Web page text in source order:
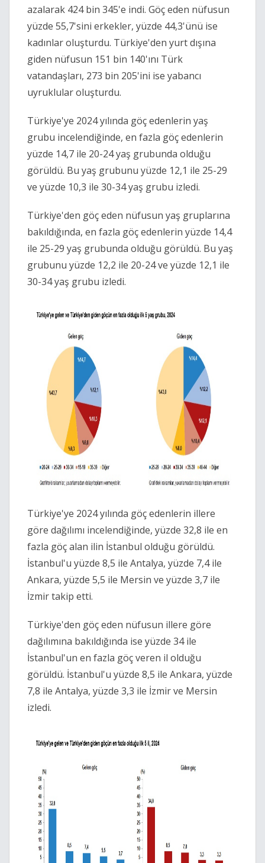
azalarak 424 bin 345'e indi. Göç eden nüfusun
yüzde 55,7'sini erkekler, yüzde 44,3'ünü ise
kadınlar oluşturdu. Türkiye'den yurt dışına
giden nüfusun 151 bin 140'ını Türk
vatandaşları, 273 bin 205'ini ise yabancı
uyruklular oluşturdu.
Türkiye'ye 2024 yılında göç edenlerin yaş
grubu incelendiğinde, en fazla göç edenlerin
yüzde 14,7 ile 20-24 yaş grubunda olduğu
görüldü. Bu yaş grubunu yüzde 12,1 ile 25-29
ve yüzde 10,3 ile 30-34 yaş grubu izledi.
Türkiye'den göç eden nüfusun yaş gruplarına
bakıldığında, en fazla göç edenlerin yüzde 14,4
ile 25-29 yaş grubunda olduğu görüldü. Bu yaş
grubunu yüzde 12,2 ile 20-24 ve yüzde 12,1 ile
30-34 yaş grubu izledi.
Türkiye'ye 2024 yılında göç edenlerin illere
göre dağılımı incelendiğinde, yüzde 32,8 ile en
fazla göç alan ilin İstanbul olduğu görüldü.
İstanbul'u yüzde 8,5 ile Antalya, yüzde 7,4 ile
Ankara, yüzde 5,5 ile Mersin ve yüzde 3,7 ile
İzmir takip etti.
Türkiye'den göç eden nüfusun illere göre
dağılımına bakıldığında ise yüzde 34 ile
İstanbul'un en fazla göç veren il olduğu
görüldü. İstanbul'u yüzde 8,5 ile Ankara, yüzde
7,8 ile Antalya, yüzde 3,3 ile İzmir ve Mersin
izledi.